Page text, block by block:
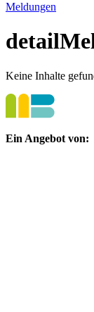
Meldungen
Keine Inhalte
Ein Angebot von: